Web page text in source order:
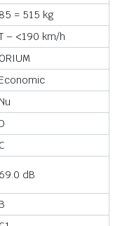
85 = 515 kg
– <190 km/h
ORIUM
Economic
Nu
D
C
69.0 dB
B